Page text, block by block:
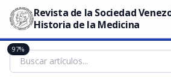
Revista de la Sociedad
Historia de la Medicina
97%